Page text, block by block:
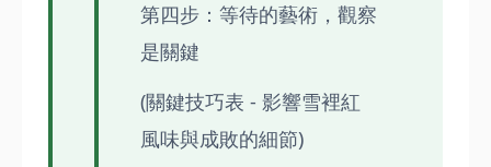
第四步：等待的藝術，觀察
是關鍵
(關鍵技巧表 - 影響雪裡紅
風味與成敗的細節)